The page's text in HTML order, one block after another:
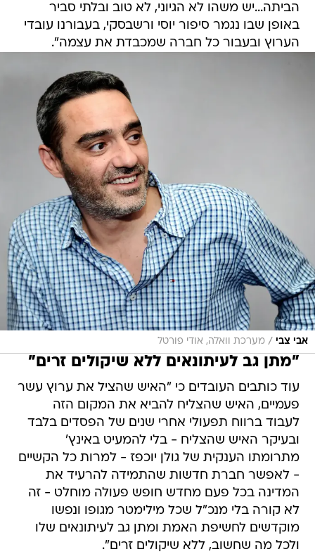
הביתה...יש משהו לא הגיוני, לא טוב ובלתי סביר
באופן שבו נגמר סיפור יוסי ורשבסקי, בעבורנו עובדי
הערוץ ובעבור כל חברה שמכבדת את עצמה".
אבי צבי / מערכת וואלה, אודי פורטל
"מתן גב לעיתונאים ללא שיקולים זרים"
עוד כותבים העובדים כי "האיש שהציל את ערוץ עשר
פעמיים, האיש שהצליח להביא את המקום הזה
לעבוד ברווח תפעולי אחרי שנים של הפסדים בלבד
ובעיקר האיש שהצליח - בלי להמעיט באינץ'
מתרומתו הענקית של גולן יוכפז - למרות כל הקשיים
- לאפשר חברת חדשות שהתמידה להרעיד את
המדינה בכל פעם מחדש חופש פעולה מוחלט - זה
לא קורה בלי מנכ"ל שכל מילימטר מגופו ונפשו
מוקדשים לחשיפת האמת ומתן גב לעיתונאים שלו
ולכל מה שחשוב, ללא שיקולים זרים".